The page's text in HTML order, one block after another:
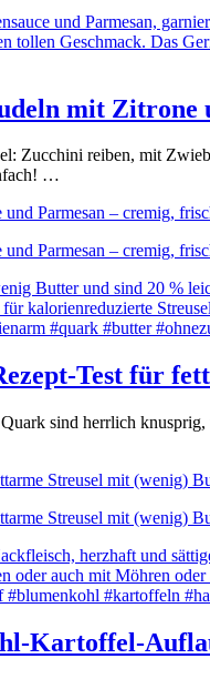
mit Zitrone
Zucchini reiben, mit
…
Parmesan – cremig,
Parmesan – cremig,
Test für
sind herrlich
Streusel mit (wenig)
Streusel mit (wenig)
Kartoffel-